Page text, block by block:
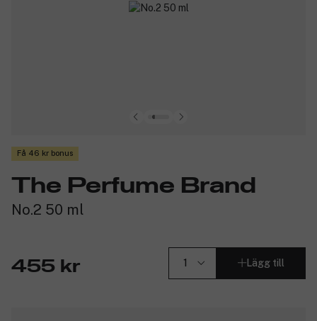
Få 46 kr bonus
The Perfume Brand
No.2 50 ml
455 kr Lägg till